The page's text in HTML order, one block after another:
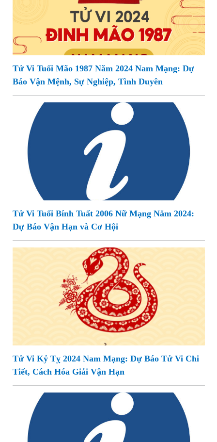
Tử Vi Tuổi Mão 1987 Năm 2024 Nam Mạng: Dự
Báo Vận Mệnh, Sự Nghiệp, Tình Duyên
Tử Vi Tuổi Bính Tuất 2006 Nữ Mạng Năm 2024:
Dự Báo Vận Hạn và Cơ Hội
Tử Vi Kỷ Tỵ 2024 Nam Mạng: Dự Báo Tử Vi Chi
Tiết, Cách Hóa Giải Vận Hạn